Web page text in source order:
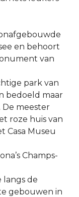
onafgebouwde
en behoort
van
park van
bedoeld maar
meester
roze huis van
Casa Museu
Champs-
langs de
gebouwen in